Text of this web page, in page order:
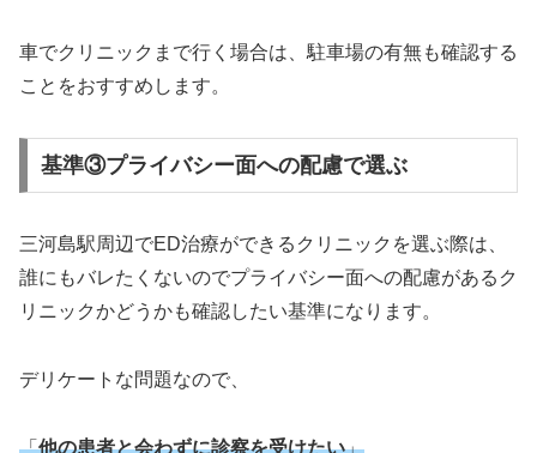
車でクリニックまで行く場合は、駐車場の有無も確認する
ことをおすすめします。
基準③プライバシー面への配慮で選ぶ
三河島駅周辺でED治療ができるクリニックを選ぶ際は、
誰にもバレたくないのでプライバシー面への配慮があるク
リニックかどうかも確認したい基準になります。
デリケートな問題なので、
「他の患者と会わずに診察を受けたい」